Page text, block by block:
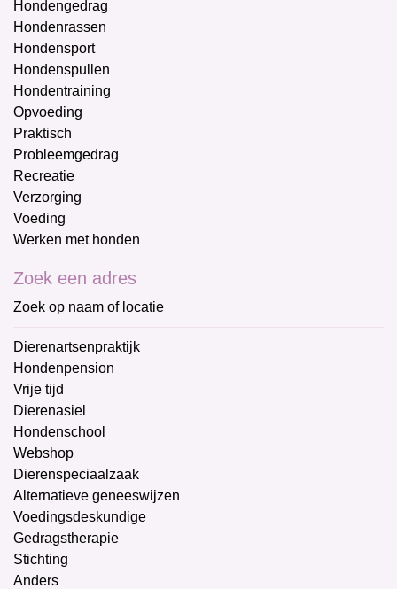
Hondengedrag
Hondenrassen
Hondensport
Hondenspullen
Hondentraining
Opvoeding
Praktisch
Probleemgedrag
Recreatie
Verzorging
Voeding
Werken met honden
Zoek een adres
Zoek op naam of locatie
Dierenartsenpraktijk
Hondenpension
Vrije tijd
Dierenasiel
Hondenschool
Webshop
Dierenspeciaalzaak
Alternatieve geneeswijzen
Voedingsdeskundige
Gedragstherapie
Stichting
Anders